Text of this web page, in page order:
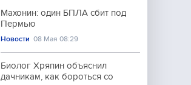
Махонин: один БПЛА сбит под
Пермью
Новости 08 Мая 08:29
Биолог Хряпин объяснил
дачникам, как бороться со